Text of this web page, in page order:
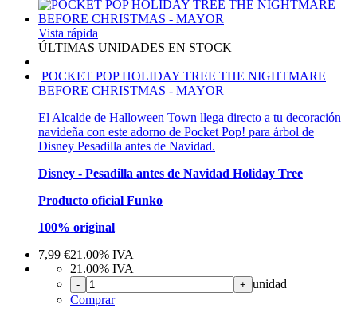
Vista rápida
ÚLTIMAS UNIDADES EN STOCK
POCKET POP HOLIDAY TREE THE NIGHTMARE
BEFORE CHRISTMAS - MAYOR
El Alcalde de Halloween Town llega directo a tu decoración
navideña con este adorno de Pocket Pop! para árbol de
Disney Pesadilla antes de Navidad.
Disney - Pesadilla antes de Navidad Holiday Tree
Producto oficial Funko
100% original
7,99 €21.00% IVA
21.00% IVA
- + unidad
Comprar